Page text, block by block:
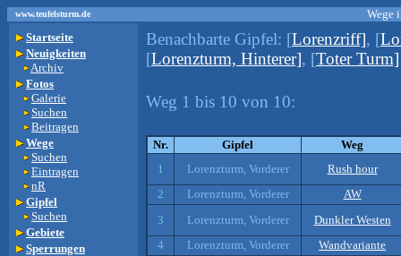
www.teufelsturm.de
Wege
Startseite
Neuigkeiten
Archiv
Fotos
Galerie
Suchen
Beitragen
Wege
Suchen
Eintragen
nR
Gipfel
Suchen
Gebiete
Sperrungen
Benachbarte Gipfel: [Lorenzriff], [
[Lorenzturm, Hinterer], [Toter Turm]
Weg 1 bis 10 von 10:
Nr. Gipfel
Weg
1
Lorenzturm, Vorderer
Rush hour
2
Lorenzturm, Vorderer
AW
3
Lorenzturm, Vorderer
Dunkler Westen
4
Lorenzturm, Vorderer
Wandvariante